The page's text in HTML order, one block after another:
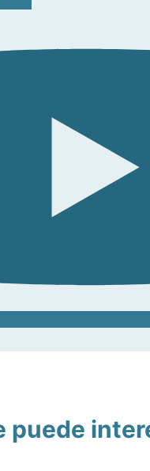
puede